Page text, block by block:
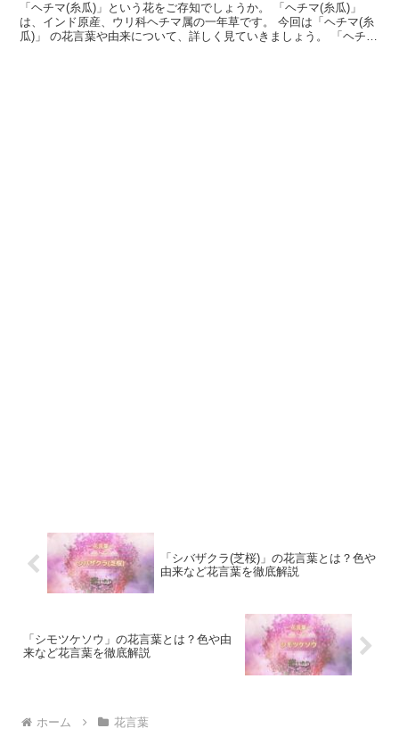
「ヘチマ(糸瓜)」という花をご存知でしょうか。 「ヘチマ(糸瓜)」
は、インド原産、ウリ科ヘチマ属の一年草です。 今回は「ヘチマ(糸
瓜)」 の花言葉や由来について、詳しく見ていきましょう。 「ヘチマ
「シバザクラ(芝桜)」の花言葉とは？色や
由来など花言葉を徹底解説
「シモツケソウ」の花言葉とは？色や由
来など花言葉を徹底解説
ホーム 花言葉